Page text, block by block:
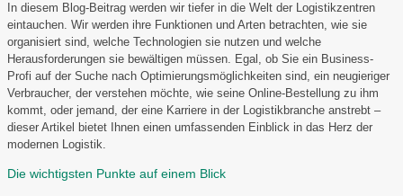
In diesem Blog-Beitrag werden wir tiefer in die Welt der Logistikzentren
eintauchen. Wir werden ihre Funktionen und Arten betrachten, wie sie
organisiert sind, welche Technologien sie nutzen und welche
Herausforderungen sie bewältigen müssen. Egal, ob Sie ein Business-
Profi auf der Suche nach Optimierungsmöglichkeiten sind, ein neugieriger
Verbraucher, der verstehen möchte, wie seine Online-Bestellung zu ihm
kommt, oder jemand, der eine Karriere in der Logistikbranche anstrebt –
dieser Artikel bietet Ihnen einen umfassenden Einblick in das Herz der
modernen Logistik.
Die wichtigsten Punkte auf einem Blick